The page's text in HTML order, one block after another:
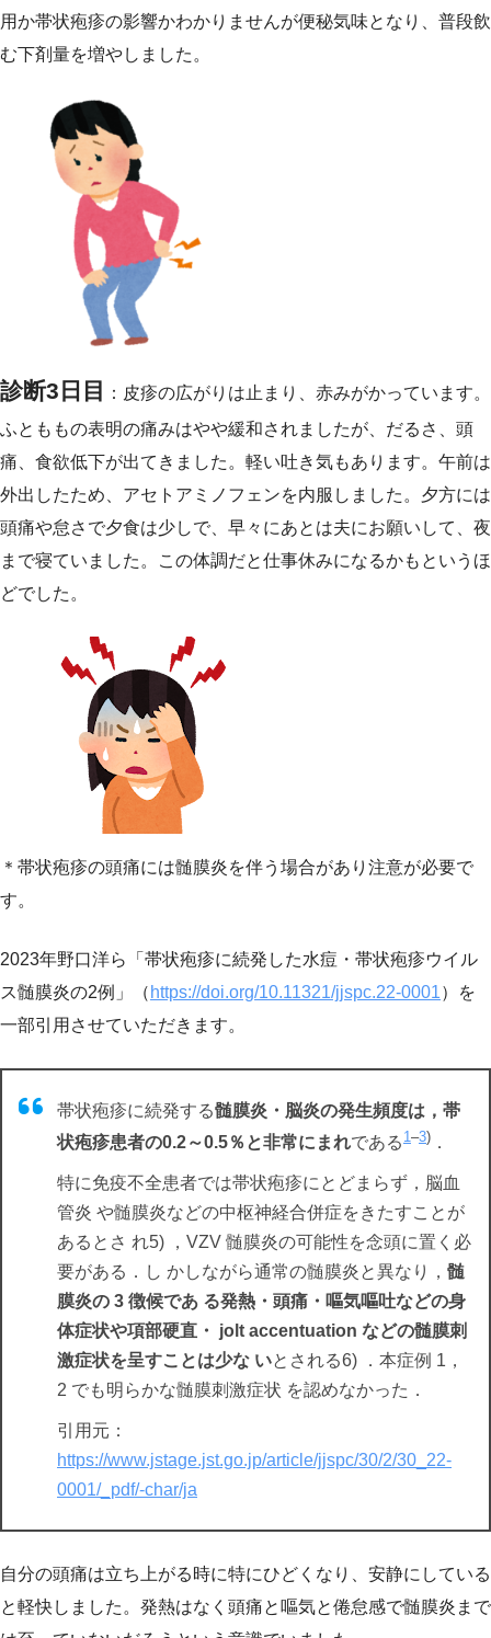
用か帯状疱疹の影響かわかりませんが便秘気味となり、普段飲
む下剤量を増やしました。
診断3日目
：皮疹の広がりは止まり、赤みがかっています。
ふとももの表明の痛みはやや緩和されましたが、だるさ、頭
痛、食欲低下が出てきました。軽い吐き気もあります。午前は
外出したため、アセトアミノフェンを内服しました。夕方には
頭痛や怠さで夕食は少しで、早々にあとは夫にお願いして、夜
まで寝ていました。この体調だと仕事休みになるかもというほ
どでした。
＊帯状疱疹の頭痛には髄膜炎を伴う場合があり注意が必要で
す。
2023年野口洋ら「帯状疱疹に続発した水痘・帯状疱疹ウイル
ス髄膜炎の2例」（ https://doi.org/10.11321/jjspc.22-0001）を
一部引用させていただきます。
帯状疱疹に続発する髄膜炎・脳炎の発生頻度は，帯
状疱疹患者の0.2～0.5％と非常にまれである 1 –3) ．
特に免疫不全患者では帯状疱疹にとどまらず，脳血
管炎 や髄膜炎などの中枢神経合併症をきたすことが
あるとさ れ5) ，VZV 髄膜炎の可能性を念頭に置く必
要がある．し かしながら通常の髄膜炎と異なり， 髄
膜炎の 3 徴候であ る発熱・頭痛・嘔気嘔吐などの身
体症状や項部硬直・ jolt accentuation などの髄膜刺
激症状を呈すことは少な いとされる6) ．本症例 1，
2 でも明らかな髄膜刺激症状 を認めなかった．
引用元：
https://www.jstage.jst.go.jp/article/jjspc/30/2/30_22-
0001/_pdf/-char/ja
自分の頭痛は立ち上がる時に特にひどくなり、安静にしている
と軽快しました。発熱はなく頭痛と嘔気と倦怠感で髄膜炎まで